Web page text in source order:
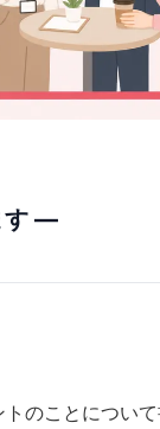
す ―
のことについ